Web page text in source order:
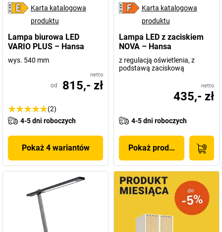
Karta katalogowa
produktu
Lampa biurowa LED
VARIO PLUS – Hansa
wys. 540 mm
netto
od 815,- zł
(2)
4-5 dni roboczych
Pokaż 4 wariantów
Karta katalogowa
produktu
Lampa LED z zaciskiem
NOVA – Hansa
z regulacją oświetlenia, z
podstawą zaciskową
netto
435,- zł
4-5 dni roboczych
Pokaż produkt